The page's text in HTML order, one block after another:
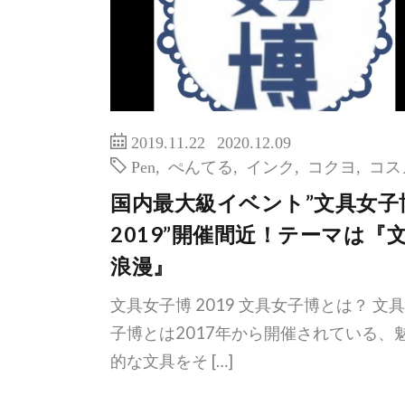
2019.11.22
2020.12.09
Pen
ぺんてる インク コクヨ コス
国内最大級イベント”文具女子
2019”開催間近！テーマは『
浪漫』
文具女子博 2019 文具女子博とは？ 文
子博とは2017年から開催されている、
的な文具をそ […]